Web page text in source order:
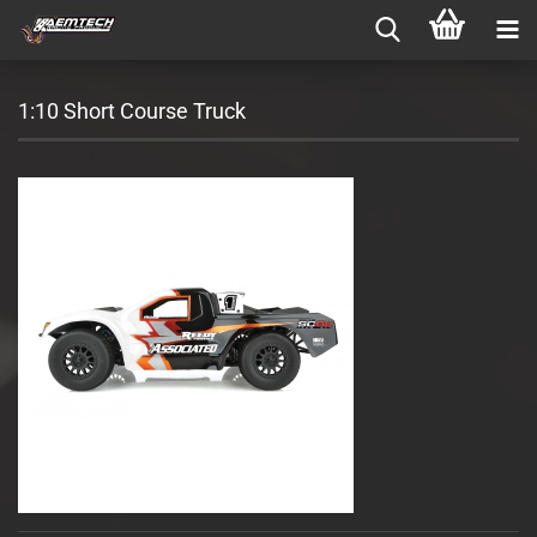
1:10 Short Course Truck